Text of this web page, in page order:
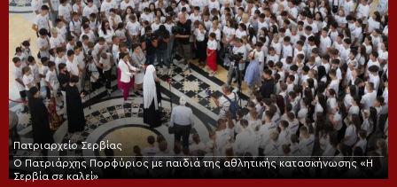
Πατριαρχείο Σερβίας
Ο Πατριάρχης Πορφύριος με παιδιά της αθλητικής κατασκήνωσης «Η
Σερβία σε καλεί»